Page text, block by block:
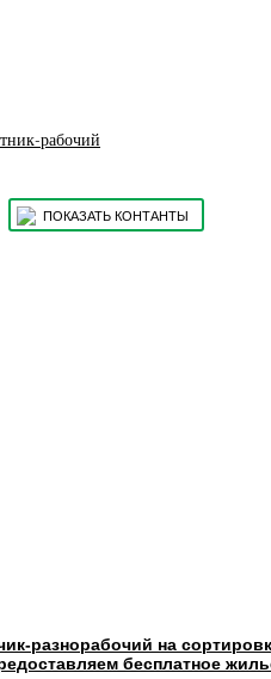
рабочий
ПОКАЗАТЬ КОНТАНТЫ
разнорабочий на
бесплатное